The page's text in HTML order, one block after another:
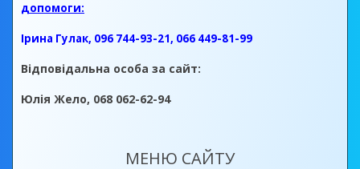
допомоги:
Ірина Гулак, 096 744-93-21, 066 449-81-99
Відповідальна особа за сайт:
Юлія Жело, 068 062-62-94
МЕНЮ САЙТУ